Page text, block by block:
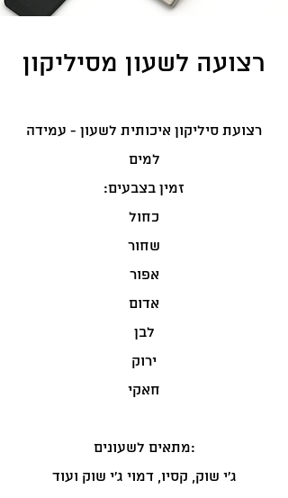
רצועה לשעון מסיליקון
רצועת סיליקון איכותית לשעון - עמידה
למים
:זמין בצבעים
כחול
שחור
אפור
אדום
לבן
ירוק
חאקי
מתאים לשעונים:
ג'י שוק, קסיו, דמוי ג'י שוק ועוד